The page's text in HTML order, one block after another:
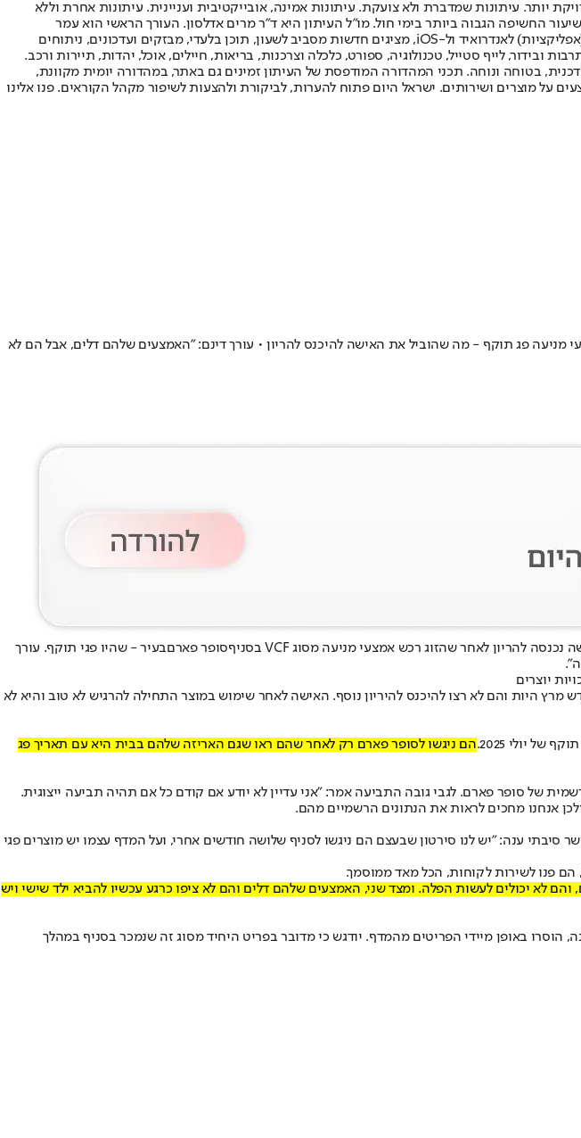
יותר. עיתונות שמדברת ולא צועקת. עיתונות אמינה, אובייקטיבית ועניינית. עיתונות אחרת וללא
2010 הפך "ישראל היום" לעיתון הישראלי בעל שיעור החשיפה הגבוה ביותר בימי חול. מו"ל העיתון היא ד"ר מרים אדלסון. העורך הראשי הוא עמר
לחמנוביץ, והעורך המייסד הוא עמוס רגב. אתרי האינטרנט של "ישראל היום" בעברית ובאנגלית, כמו כן היישומונים (אפליקציות) לאנדרואיד ול-iOS, מציגים חדשות מסביב לשעון, תוכן בלעדי, מבזקים ועדכונים, ניתוחים
ובידור, לייף סטייל, טכנולוגיה, ספורט, כלכלה וצרכנות, בריאות, חיילים, אוכל, יהדות, תיירות ורכב.
בטוחה ונוחה. תכני המהדורה המודפסת של העיתון זמינים גם באתר, במהדורה יומית מקוונת,
על מוצרים ושירותים. ישראל היום פתוח להערות, לביקורת ולהצעות לשיפור מקהל הקוראים. פנו אלינו
פג תוקף - מה שהוביל את האישה להיכנס להריון • עורך דינם: "האמצעים שלהם דלים, אבל הם לא
סופר פארםבעיר - שהיו פגי תוקף. עורך
בחודש מרץ היות והם לא רצו להיכנס להיריון נוסף. האישה לאחר שימוש במוצר התחילה להרגיש לא טוב והיא לא
יולי 2025.
הם ניגשו לסופר פארם רק לאחר שהם ראו שגם האריזה שלהם בבית היא עם תאריך פג
של סופר פארם. לגבי גובה התביעה אמר: "אני עדיין לא יודע אם קודם כל אם תהיה תביעה ייצוגית.
אנחנו מחכים לראות את הנתונים הרשמיים מהם.
ענה: "יש לנו סירטון שבעצם הם ניגשו לסניף שלושה חודשים אחרי, ועל המדף עצמו יש מוצרים פגי
פנו לשירות לקוחות, הכל מאד ממוסמך.
לא יכולים לעשות הפלה. ומצד שני, האמצעים שלהם דלים והם לא ציפו כרגע עכשיו להביא ילד שישי ויש
באופן מיידי הפריטים מהמדף. יודגש כי מדובר בפריט היחיד מסוג זה שנמכר בסניף במהלך